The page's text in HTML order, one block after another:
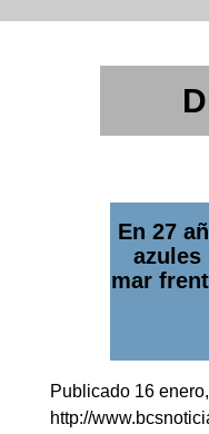
En 27
azules
mar
Publicado 16
http://